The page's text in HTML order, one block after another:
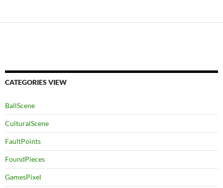
CATEGORIES VIEW
BallScene
CulturalScene
FaultPoints
FoundPieces
GamesPixel